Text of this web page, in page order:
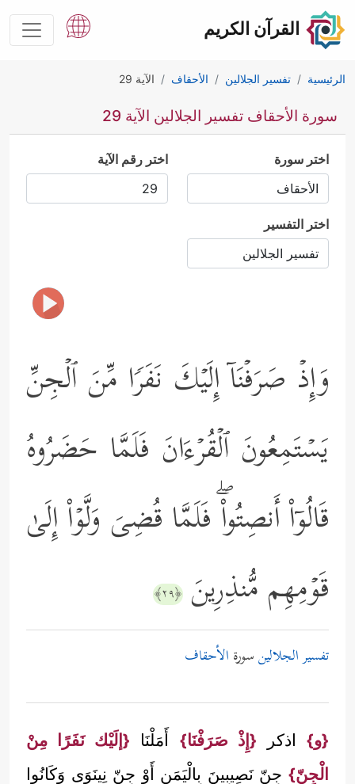
القرآن الكريم
الرئيسية تفسير الجلالين الأحقاف الآية 29
سورة الأحقاف تفسير الجلالين الآية 29
اختر سورة اختر رقم الآية
اختر التفسير
وَإِذۡ صَرَفۡنَاۤ إِلَیۡكَ نَفَرࣰا مِّنَ ٱلۡجِنِّ
یَسۡتَمِعُونَ ٱلۡقُرۡءَانَ فَلَمَّا حَضَرُوهُ
قَالُوۤاْ أَنصِتُواْۖ فَلَمَّا قُضِیَ وَلَّوۡاْ إِلَىٰ
قَوۡمِهِم مُّنذِرِینَ ﴿٢٩﴾
تفسير الجلالينسورة الأحقاف
{و}اذكر {إِذْ صَرَفْنَا} أَمَلْنَا {إلَيْك نَفَرًا مِنْ
الْجِنّ} جِنّ نَصِيبِينَ بِالْيَمَنِ أَوْ جِنّ نِينَوَى وَكَانُوا